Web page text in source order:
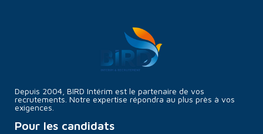
Depuis 2004, BIRD Intérim est le partenaire de vos
recrutements. Notre expertise répondra au plus près à vos
exigences.
Pour les candidats